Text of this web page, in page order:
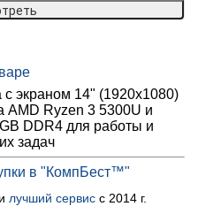
с экраном 14" (1920x1080)
AMD Ryzen 3 5300U и
DDR4 для работы и
задач
в "КомпБест™"
лучший сервис с 2014 г.